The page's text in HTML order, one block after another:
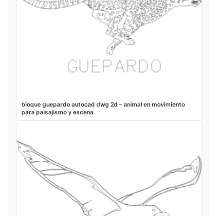
bloque guepardo autocad dwg 2d – animal en movimiento
para paisajismo y escena